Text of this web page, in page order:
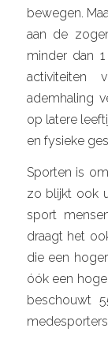
bewegen.
aan de
minder dan
activiteiten
ademhaling
op latere
en fysieke
Sporten is
zo blijkt ook
sport
draagt het
die een
óók een
beschouwt